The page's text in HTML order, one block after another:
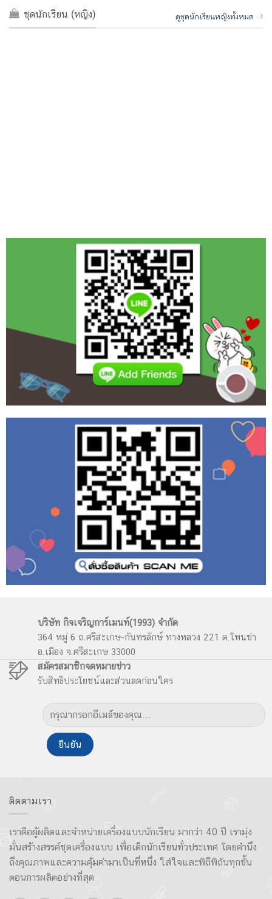
ชุดนักเรียน (หญิง) ดูชุดนักเรียนหญิงทั้งหมด
บริษัท กิจเจริญการ์เมนท์(1993) จำกัด
364 หมู่ 6 ถ.ศรีสะเกษ-กันทรลักษ์ ทางหลวง 221 ต.โพนข่า
อ.เมือง จ.ศรีสะเกษ 33000
สมัครสมาชิกจดหมายข่าว
รับสิทธิประโยชน์และส่วนลดก่อนใคร
ติดตามเรา
เราคือผู้ผลิตและจำหน่ายเครื่องแบบนักเรียน มากว่า 40 ปี เรามุ่ง
มั่นสร้างสรรค์ชุดเครื่องแบบ เพื่อเด็กนักเรียนทั่วประเทศ โดยคำนึง
ถึงคุณภาพและความคุ้มค่ามาเป็นที่หนึ่ง ใส่ใจและพิถีพิถันทุกขั้น
ตอนการผลิตอย่างที่สุด